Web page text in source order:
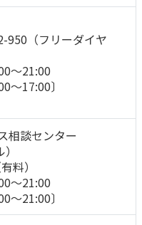
950（フリーダイヤ
21:00
〕
相談センター
料）
21:00
〕